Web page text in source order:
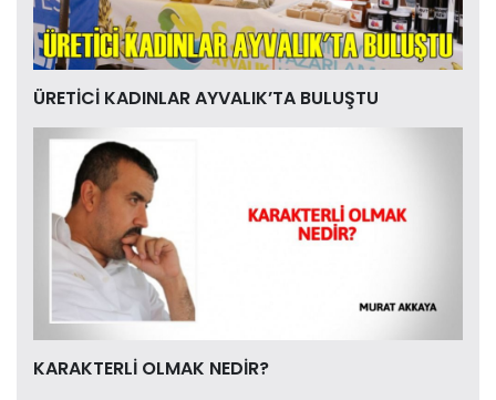
ÜRETİCİ KADINLAR AYVALIK’TA BULUŞTU
KARAKTERLİ OLMAK NEDİR?